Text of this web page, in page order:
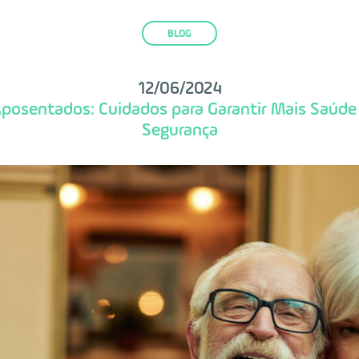
BLOG
12/06/2024
Cuidados para Garantir Mais Saúde
Segurança